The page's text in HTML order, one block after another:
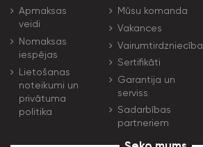
Apmaksas
veidi
Nomaksas
iespējas
Lietošanas
noteikumi un
privātuma
politika
Mūsu komanda
Vakances
Vairumtirdzniecība
Sertifikāti
Garantija un
serviss
Sadarbības
partneriem